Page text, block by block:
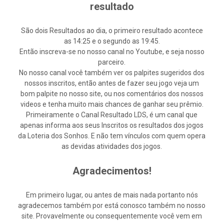
resultado
São dois Resultados ao dia, o primeiro resultado acontece
as 14:25 e o segundo as 19:45.
Então inscreva-se no nosso canal no Youtube, e seja nosso
parceiro.
No nosso canal você também ver os palpites sugeridos dos
nossos inscritos, então antes de fazer seu jogo veja um
bom palpite no nosso site, ou nos comentários dos nossos
videos e tenha muito mais chances de ganhar seu prêmio.
Primeiramente o Canal Resultado LDS, é um canal que
apenas informa aos seus Inscritos os resultados dos jogos
da Loteria dos Sonhos. E não tem vínculos com quem opera
as devidas atividades dos jogos.
Agradecimentos!
Em primeiro lugar, ou antes de mais nada portanto nós
agradecemos também por está conosco também no nosso
site. Provavelmente ou consequentemente você vem em